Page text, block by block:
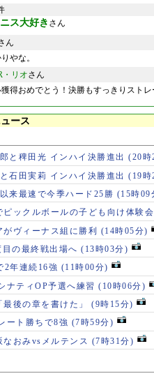
ス大好き さん
ん
やな。
・リオさん
得おめでとう！決勝もすっきりストレ
ース
と稗田光 インハイ決勝進出 (20時
石田実莉 インハイ決勝進出 (19時
来最速で今季ハード25勝 (15時09
ピックルボールの子ども向け体験会
がヴィーナス組に勝利 (14時05分)
の最終戦出場へ (13時03分)
2年連続16強 (11時00分)
ナティOP予選へ練習 (10時06分)
最後の章を書けた」 (9時15分)
ート勝ちで8強 (7時59分)
なおみvsメルテンス (7時31分)